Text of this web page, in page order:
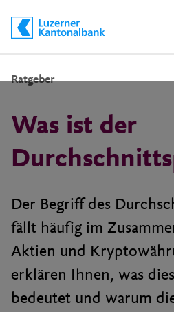
Ratgeber
Was ist der
Der Begriff des
fällt häufig im
Aktien und
erklären Ihnen, was
bedeutet und warum